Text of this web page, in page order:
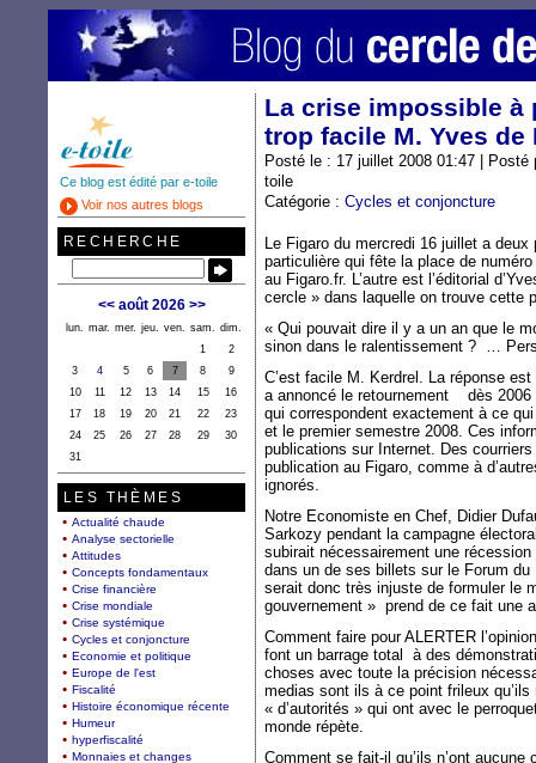
La crise impossible à
trop facile M. Yves de
Posté le : 17 juillet 2008 01:47 |
toile
Catégorie : Cycles et conjoncture
Le Figaro du mercredi 16 juillet a deux
particulière qui fête la place de numéro
au Figaro.fr. L’autre est l’éditorial
cercle » dans laquelle on trouve cette
« Qui pouvait dire il y a un an que le
sinon dans le ralentissement ? …
C’est facile M. Kerdrel. La réponse
a annoncé le retournement
dès
qui correspondent exactement à ce
et le premier semestre 2008. Ces
publications sur Internet. Des
publication au Figaro, comme à
ignorés.
Notre Economiste en Chef, Didier
Sarkozy pendant la campagne
subirait nécessairement une
dans un de ses billets sur le Forum
serait donc très injuste de formuler le
gouvernement » prend de ce fait une
Comment faire pour ALERTER
font un barrage total
à des
choses avec toute la précision
medias sont ils à ce point frileux qu’ils
« d’autorités » qui ont avec le
monde répète.
Comment se fait-il qu’ils n’ont
Ce blog est édité par e-toile
Voir nos autres blogs
RECHERCHE
<< août 2026 >>
lun. mar. mer. jeu. ven. sam.
dim.
1
2
3
4 5 6 7 8
9
10
11 12 13 14 15
16
17
18 19 20 21 22
23
24
25 26 27 28 29
30
31
LES THÈMES
Actualité chaude
Analyse sectorielle
Attitudes
Concepts fondamentaux
Crise financière
Crise mondiale
Crise systémique
Cycles et conjoncture
Economie et politique
Europe de l'est
Fiscalité
Histoire économique récente
Humeur
hyperfiscalité
Monnaies et changes